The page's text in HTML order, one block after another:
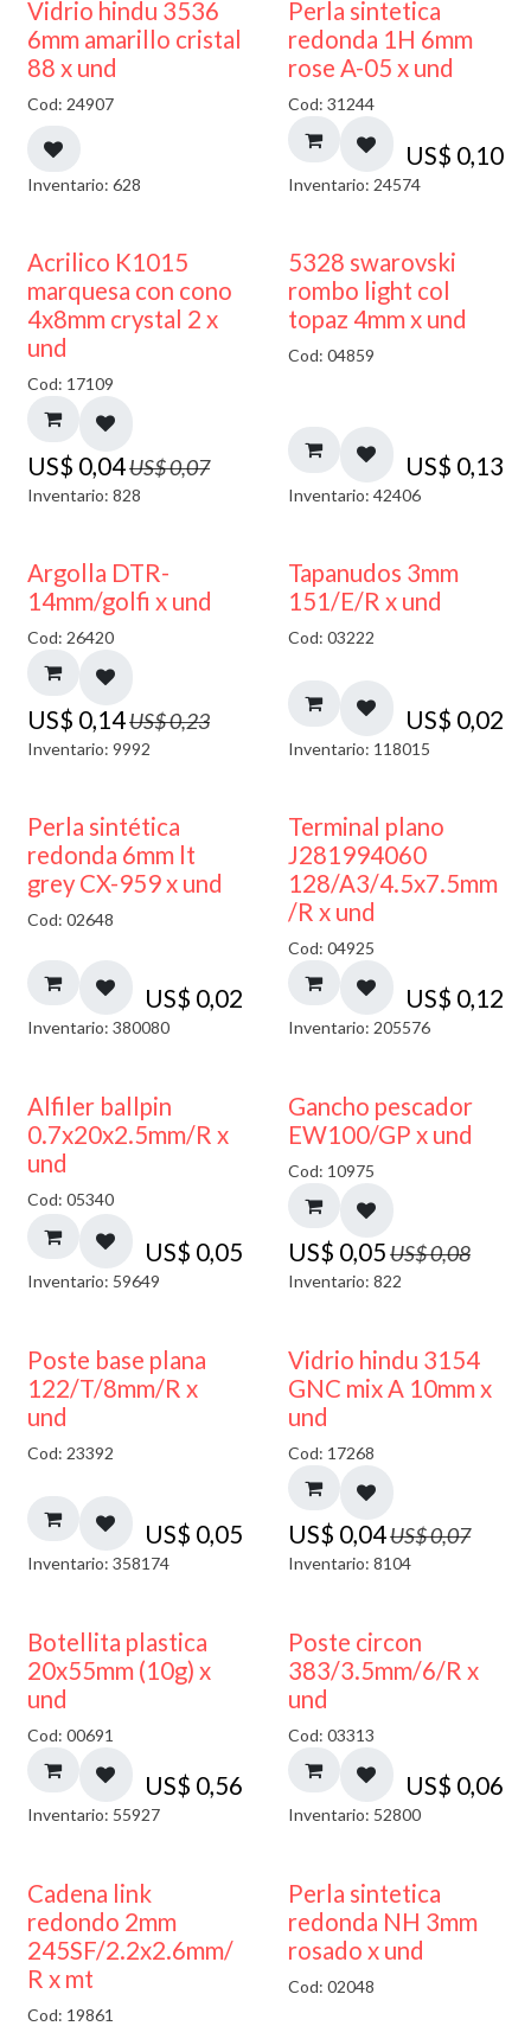
Vidrio hindu 3536
6mm amarillo cristal
88 x und
Cod: 24907
Inventario: 628
Perla sintetica
redonda 1H 6mm
rose A-05 x und
Cod: 31244
US$ 0,10
Inventario: 24574
50% DESCUENTO
Acrilico K1015
marquesa con cono
4x8mm crystal 2 x
und
Cod: 17109
US$ 0,04US$0,07
Inventario: 828
5328 swarovski
rombo light col
topaz 4mm x und
Cod: 04859
US$ 0,13
Inventario: 42406
40% DESCUENTO
Argolla DTR-
14mm/golfi x und
Cod: 26420
US$ 0,14US$0,23
Inventario: 9992
Tapanudos 3mm
151/E/R x und
Cod: 03222
US$ 0,02
Inventario: 118015
Perla sintética
redonda 6mm lt
grey CX-959 x und
Cod: 02648
US$ 0,02
Inventario: 380080
Terminal plano
J281994060
128/A3/4.5x7.5mm
/R x und
Cod: 04925
US$ 0,12
Inventario: 205576
Alfiler ballpin
0.7x20x2.5mm/R x
und
Cod: 05340
US$ 0,05
Inventario: 59649
40% DESCUENTO
Gancho pescador
EW100/GP x und
Cod: 10975
US$ 0,05US$0,08
Inventario: 822
Poste base plana
122/T/8mm/R x
und
Cod: 23392
US$ 0,05
Inventario: 358174
40% DESCUENTO
Vidrio hindu 3154
GNC mix A 10mm x
und
Cod: 17268
US$ 0,04US$0,07
Inventario: 8104
Botellita plastica
20x55mm (10g) x
und
Cod: 00691
US$ 0,56
Inventario: 55927
Poste circon
383/3.5mm/6/R x
und
Cod: 03313
US$ 0,06
Inventario: 52800
Cadena link
redondo 2mm
245SF/2.2x2.6mm/
R x mt
Cod: 19861
Perla sintetica
redonda NH 3mm
rosado x und
Cod: 02048